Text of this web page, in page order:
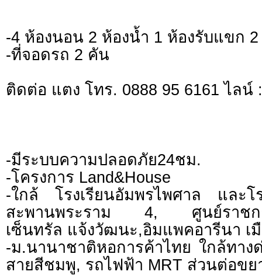
-4 ห้องนอน 2 ห้องน้ำ 1 ห้องรับแขก 2
-ที่จอดรถ 2 คัน
ติดต่อ แตง โทร. 0888 95 6161 ไลน์
-มีระบบความปลอดภัย24ชม.
-โครงการ Land&House
-ใกล้ โรงเรียนอัมพรไพศาล และโ
สะพานพระราม 4, ศูนย์ราชการ
เซ็นทรัล แจ้งวัฒนะ,อิมแพคอารีนา เ
-ม.นานาชาติหอการค้าไทย ใกล้ทา
สายสีชมพู, รถไฟฟ้า MRT ส่วนต่อขย